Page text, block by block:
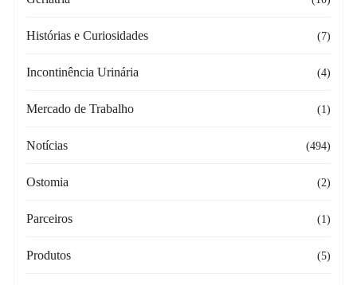
Histórias e Curiosidades (7)
Incontinência Urinária (4)
Mercado de Trabalho (1)
Notícias (494)
Ostomia (2)
Parceiros (1)
Produtos (5)